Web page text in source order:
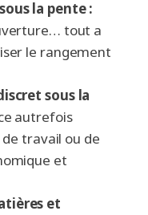
la pente :
tout a
le rangement
sous la
autrefois
travail ou de
et
et